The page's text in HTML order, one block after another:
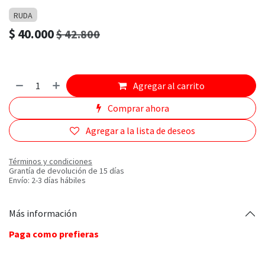
RUDA
$ 40.000$42.800
Agregar al carrito
Comprar ahora
Agregar a la lista de deseos
Términos y condiciones
Grantía de devolución de 15 días
Envío: 2-3 días hábiles
Más información
Paga como prefieras